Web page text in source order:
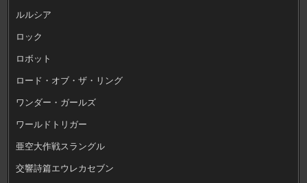
ルルシア
ロック
ロボット
ロード・オブ・ザ・リング
ワンダー・ガールズ
ワールドトリガー
亜空大作戦スラングル
交響詩篇エウレカセブン